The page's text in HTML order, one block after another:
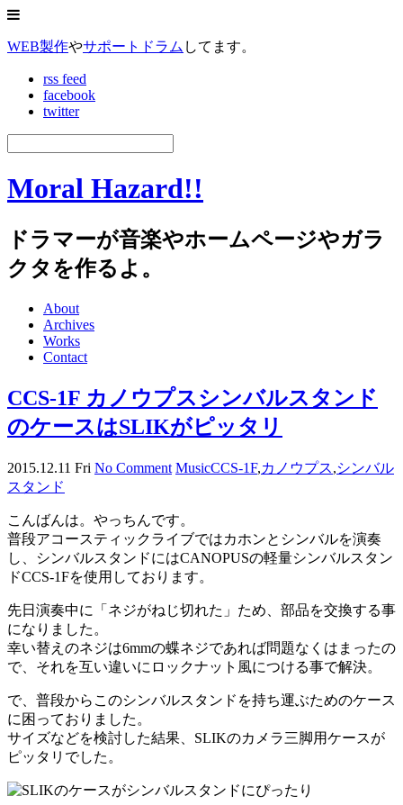
WEB製作やサポートドラム してます。
rss feed
facebook
twitter
Moral Hazard!!
ドラマーが音楽やホームページやガラ
クタを作るよ。
About
Archives
Works
Contact
CCS-1F カノウプスシンバルスタンド
のケースはSLIKがピッタリ
2015.12.11 Fri No Comment MusicCCS-1F,カノウプス,シンバル
スタンド
こんばんは。やっちんです。
普段アコースティックライブではカホンとシンバルを演奏
し、シンバルスタンドにはCANOPUSの軽量シンバルスタン
ドCCS-1Fを使用しております。
先日演奏中に「ネジがねじ切れた」ため、部品を交換する事
になりました。
幸い替えのネジは6mmの蝶ネジであれば問題なくはまったの
で、それを互い違いにロックナット風につける事で解決。
で、普段からこのシンバルスタンドを持ち運ぶためのケース
に困っておりました。
サイズなどを検討した結果、SLIKのカメラ三脚用ケースが
ピッタリでした。